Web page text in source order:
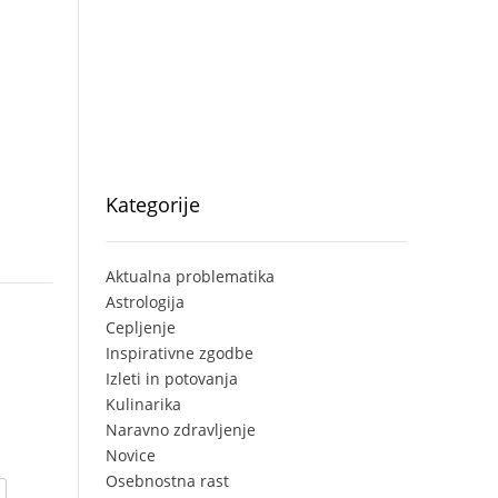
Kategorije
Aktualna problematika
Astrologija
Cepljenje
Inspirativne zgodbe
Izleti in potovanja
Kulinarika
Naravno zdravljenje
Novice
Osebnostna rast